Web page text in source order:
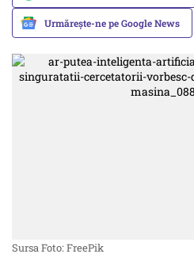
Urmărește-ne pe Google News
Sursa Foto: FreePik